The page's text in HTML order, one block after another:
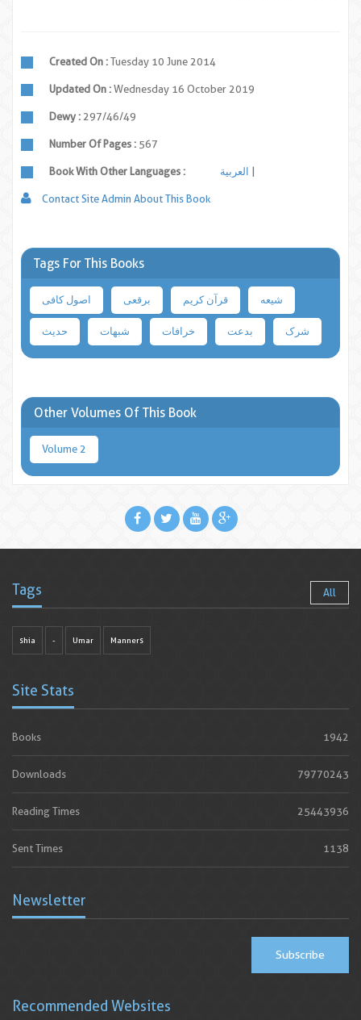
Created On : Tuesday 10 June 2014
Updated On : Wednesday 16 October 2019
Dewy : 297/46/49
Number Of Pages : 567
Book With Other Languages :
Contact Site Admin About This Book
Tags For This Books
اصول کافی برقعی قرآن کریم شیعه
حدیث شبهات خرافات بدعت شرک
Other Volumes Of This Book
Volume 2
Tags All
shia - Umar Manners
Site Stats
Books 1942
Downloads 79770243
Reading Times 25443936
Sent Times 1138
Newsletter
Subscribe
Recommended Websites